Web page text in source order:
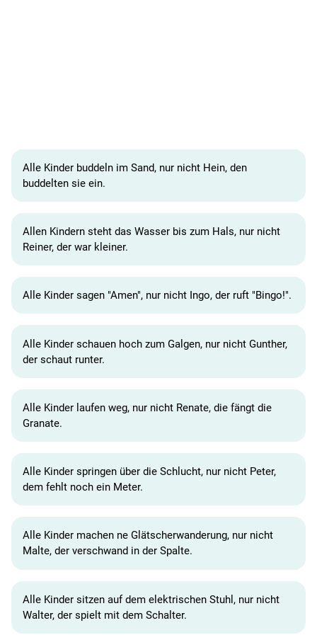
Alle Kinder buddeln im Sand, nur nicht Hein, den
buddelten sie ein.
Allen Kindern steht das Wasser bis zum Hals, nur nicht
Reiner, der war kleiner.
Alle Kinder sagen "Amen", nur nicht Ingo, der ruft "Bingo!".
Alle Kinder schauen hoch zum Galgen, nur nicht Gunther,
der schaut runter.
Alle Kinder laufen weg, nur nicht Renate, die fängt die
Granate.
Alle Kinder springen über die Schlucht, nur nicht Peter,
dem fehlt noch ein Meter.
Alle Kinder machen ne Glätscherwanderung, nur nicht
Malte, der verschwand in der Spalte.
Alle Kinder sitzen auf dem elektrischen Stuhl, nur nicht
Walter, der spielt mit dem Schalter.